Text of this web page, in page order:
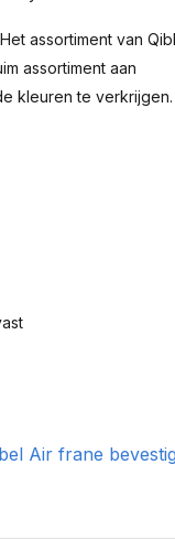
assortiment van
assortiment aan
kleuren te verkrijgen.
Air frane